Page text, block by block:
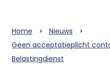
Home
Nieuws
Geen acceptatieplicht
Belastingdienst